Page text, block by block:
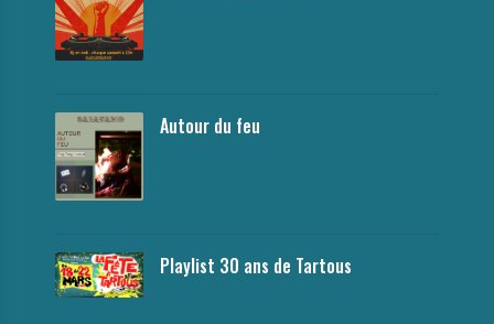
Autour du feu
Playlist 30 ans de Tartous